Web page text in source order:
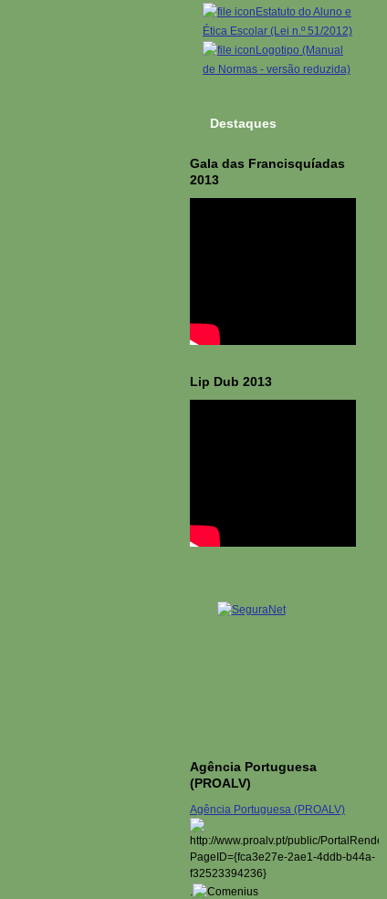
Estatuto do Aluno e
Ética Escolar (Lei n.º 51/2012)
Logotipo (Manual
de Normas - versão reduzida)
Destaques
Gala das Francisquíadas
2013
Lip Dub 2013
Agência Portuguesa
(PROALV)
Agência Portuguesa (PROALV)
.